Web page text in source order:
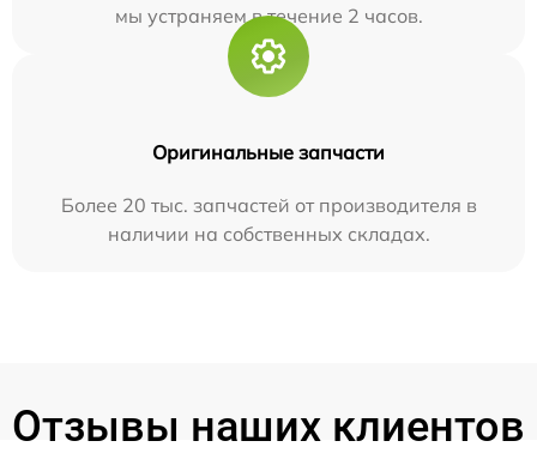
мы устраняем в течение 2 часов.
Оригинальные запчасти
Более 20 тыс. запчастей от производителя в
наличии на собственных складах.
Отзывы наших клиентов